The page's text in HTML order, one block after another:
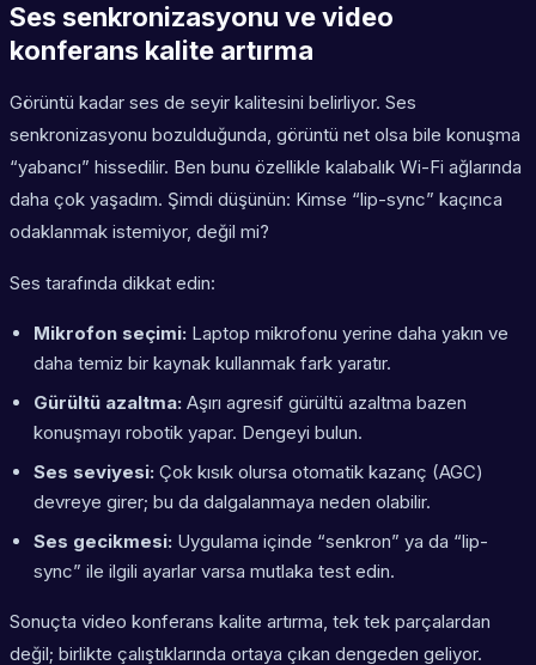
Ses senkronizasyonu ve video
konferans kalite artırma
Görüntü kadar ses de seyir kalitesini belirliyor. Ses
senkronizasyonu bozulduğunda, görüntü net olsa bile konuşma
“yabancı” hissedilir. Ben bunu özellikle kalabalık Wi-Fi ağlarında
daha çok yaşadım. Şimdi düşünün: Kimse “lip-sync” kaçınca
odaklanmak istemiyor, değil mi?
Ses tarafında dikkat edin:
Mikrofon seçimi: Laptop mikrofonu yerine daha yakın ve
daha temiz bir kaynak kullanmak fark yaratır.
Gürültü azaltma: Aşırı agresif gürültü azaltma bazen
konuşmayı robotik yapar. Dengeyi bulun.
Ses seviyesi: Çok kısık olursa otomatik kazanç (AGC)
devreye girer; bu da dalgalanmaya neden olabilir.
Ses gecikmesi: Uygulama içinde “senkron” ya da “lip-
sync” ile ilgili ayarlar varsa mutlaka test edin.
Sonuçta video konferans kalite artırma, tek tek parçalardan
değil; birlikte çalıştıklarında ortaya çıkan dengeden geliyor.